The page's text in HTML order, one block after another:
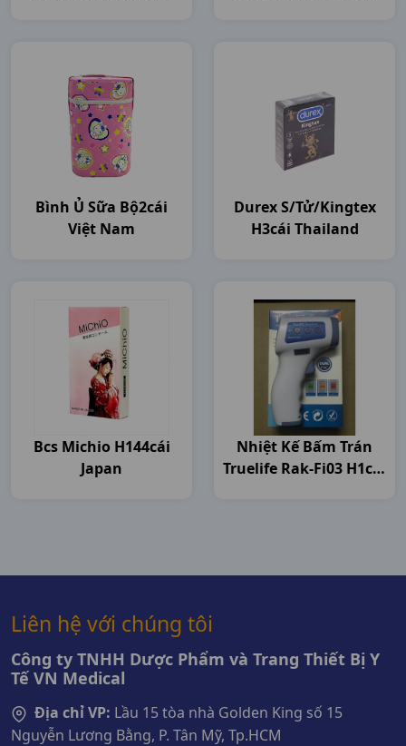
Bình Ủ Sữa Bộ2cái
Việt Nam
Durex S/tử/kingtex
H3cái Thailand
Bcs Michio H144cái
Japan
Nhiệt Kế Bấm Trán
Truelife Rak-Fi03 H1cái
Liên hệ với chúng tôi
Công ty TNHH Dược Phẩm và Trang Thiết Bị Y
Tế VN Medical
Địa chỉ VP: Lầu 15 tòa nhà Golden King số 15
Nguyễn Lương Bằng, P. Tân Mỹ, Tp.HCM